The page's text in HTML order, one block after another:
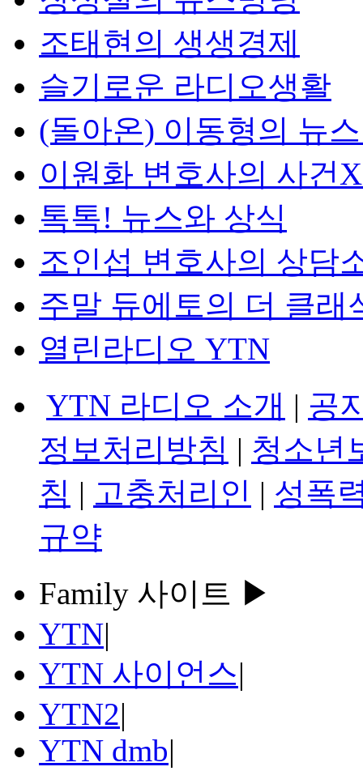
조태현의 생생경제
슬기로운 라디오생활
(돌아온) 이동형의 뉴
이원화 변호사의 사건
톡톡! 뉴스와 상식
조인섭 변호사의 상담
주말 듀에토의 더 클래
열린라디오 YTN
YTN 라디오 소개 | 공
정보처리방침 | 청소년
침 | 고충처리인 | 성폭
규약
Family 사이트 ▶
YTN|
YTN 사이언스|
YTN2|
YTN dmb|